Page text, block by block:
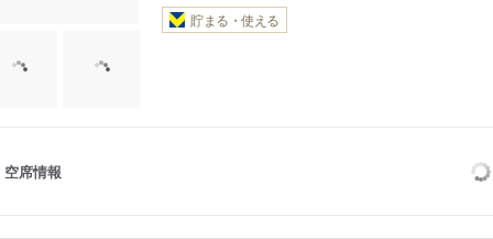
貯まる・使える
空席情報